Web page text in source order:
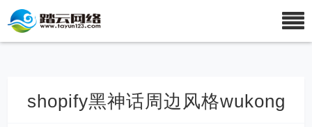
shopify黑神话周边风格wukong